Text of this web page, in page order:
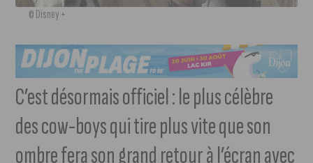
© Disney +
C’est désormais officiel : le plus célèbre
des cow-boys qui tire plus vite que son
ombre fera son grand retour à l’écran avec